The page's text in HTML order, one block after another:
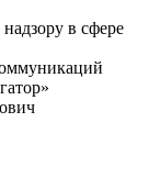
в сфере